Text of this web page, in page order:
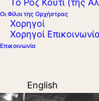
Το Ροζ Κουτί (της
Οι Φίλοι της Ορχήστρας
Χορηγοί
Χορηγοί
Επικοινωνία
English